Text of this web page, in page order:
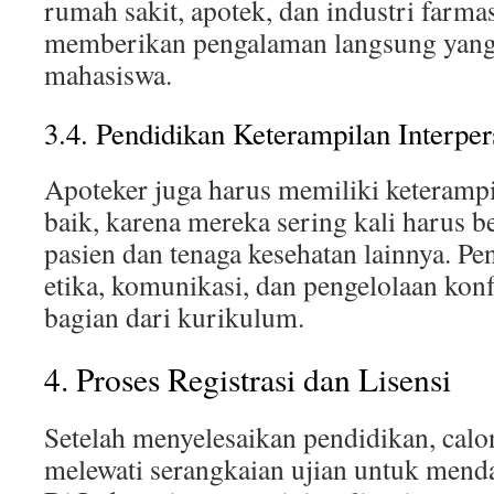
rumah sakit, apotek, dan industri
memberikan pengalaman langsung
mahasiswa.
3.4. Pendidikan Keterampilan
Apoteker juga harus memiliki
baik, karena mereka sering kali harus
pasien dan tenaga kesehatan lainnya.
etika, komunikasi, dan pengelolaan
bagian dari kurikulum.
4. Proses Registrasi dan Lisensi
Setelah menyelesaikan pendidikan,
melewati serangkaian ujian untuk